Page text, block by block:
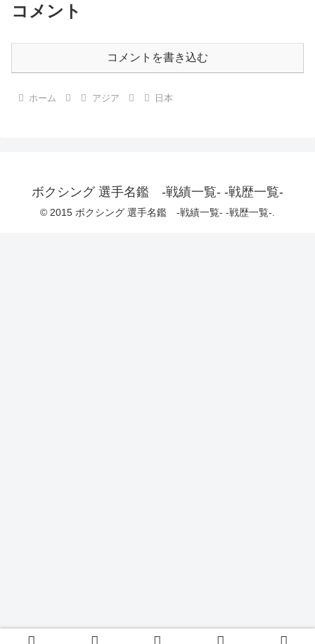
コメント
コメントを書き込む
ホーム アジア 日本
ボクシング 選手名鑑 -戦績一覧- -戦歴一覧-
© 2015 ボクシング 選手名鑑 -戦績一覧- -戦歴一覧-.